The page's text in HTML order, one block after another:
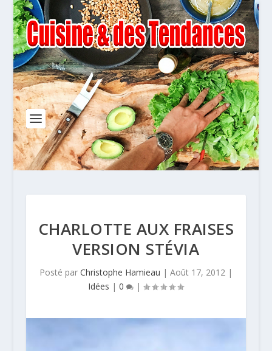
CHARLOTTE AUX FRAISES
VERSION STÉVIA
Posté par Christophe Hamieau | Août 17, 2012|
Idées |0 |